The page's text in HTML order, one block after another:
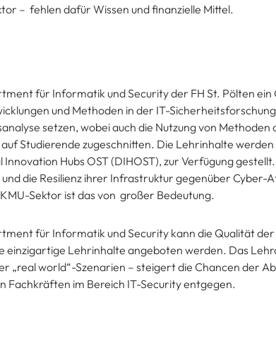
– fehlen dafür Wissen und finanzielle Mittel.
für Informatik und Security der FH St. Pölten
und Methoden in der IT-
setzen, wobei auch die Nutzung von
Studierende zugeschnitten. Die Lehrinhalte werden
Hubs OST (DIHOST), zur Verfügung
die Resilienz ihrer Infrastruktur gegenüber
Sektor ist das von großer Bedeutung.
für Informatik und Security kann die Qualität
Lehrinhalte angeboten werden. Das
„real world“-Szenarien – steigert die Chancen der
Fachkräften im Bereich IT-Security entgegen.